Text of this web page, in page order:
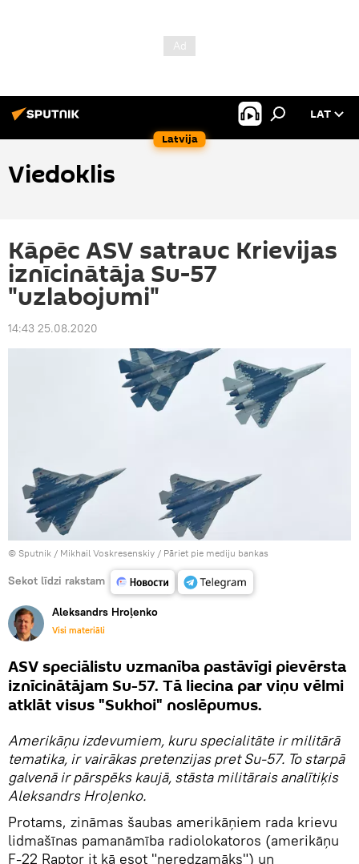
Latvija
LAT
Viedoklis
Kāpēc ASV satrauc Krievijas
iznīcinātāja Su-57
"uzlabojumi"
14:43 25.08.2020
© Sputnik / Mikhail Voskresenskiy / Pāriet pie mediju bankas
Sekot līdzi rakstam
Aleksandrs Hroļenko
Visi materiāli
ASV speciālistu uzmanība pastāvīgi pievērsta
iznīcinātājam Su-57. Tā liecina par viņu vēlmi
atklāt visus "Sukhoi" noslēpumus.
Amerikāņu izdevumiem, kuru specialitāte ir militārā
tematika, ir vairākas pretenzijas pret Su-57. To starpā
galvenā ir pārspēks kaujā, stāsta militārais analītiķis
Aleksandrs Hroļenko.
Protams, zināmas šaubas amerikāņiem rada krievu
lidmašīnas pamanāmība radiolokatoros (amerikāņu
F-22 Raptor it kā esot "neredzamāks") un